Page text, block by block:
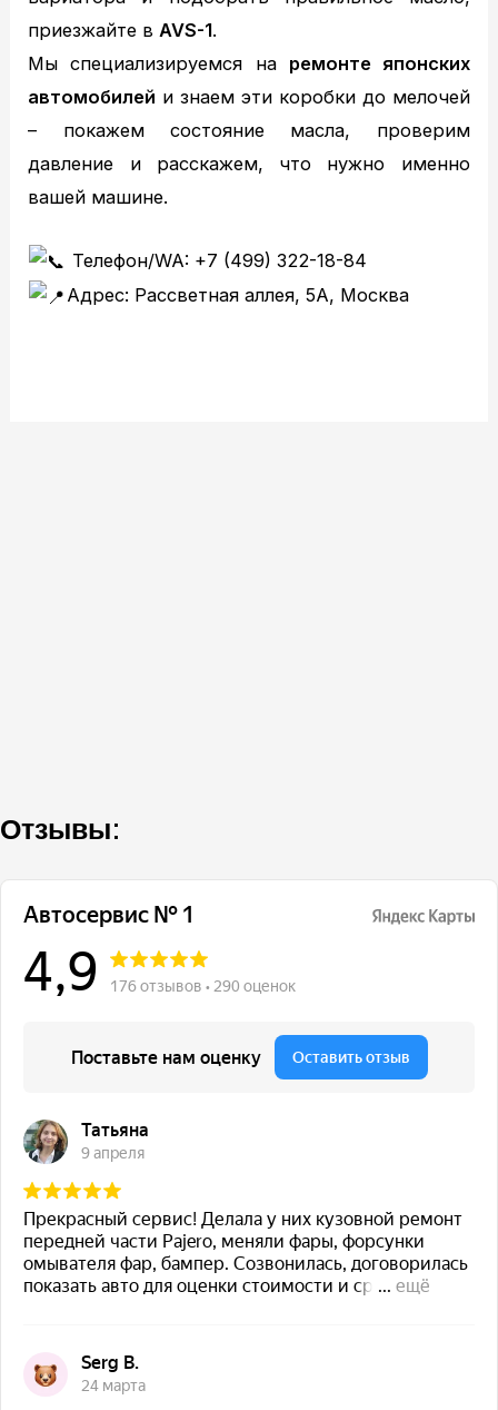
приезжайте вAVS-1.
Мы специализируемся на ремонте японских
автомобилей и знаем эти коробки до мелочей
– покажем состояние масла, проверим
давление и расскажем, что нужно именно
вашей машине.
Телефон/WA: +7 (499) 322-18-84
Адрес: Рассветная аллея, 5А, Москва
Отзывы: